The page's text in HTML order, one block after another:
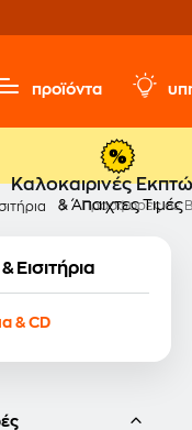
προϊόντα
Καλοκαιρινές
& Άπαιχτες Τιμές
Προσφορές σε
Εισιτήρια
& CD